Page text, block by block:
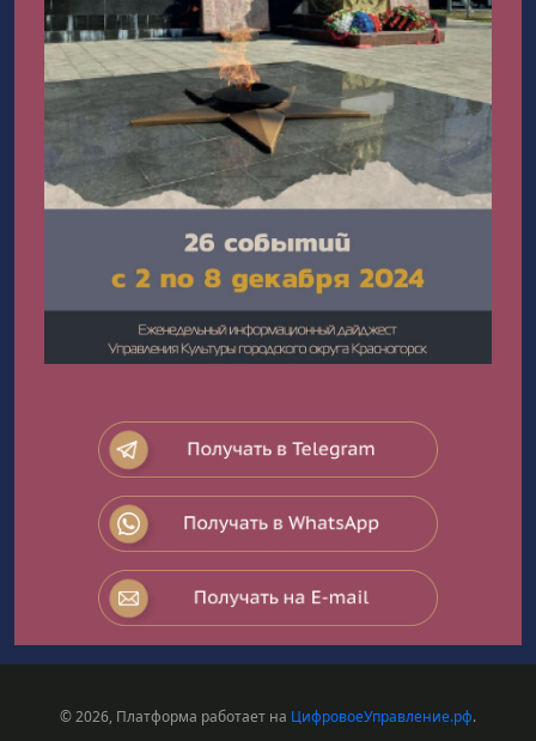
© 2026, Платформа работает на ЦифровоеУправление.рф.